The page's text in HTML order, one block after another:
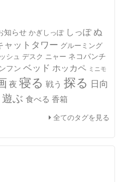
知らせ かぎしっぽ しっぽ ぬ
ャットタワー グルーミング
シュ デスク ニャー ネコパンチ
フン ベッド ホッカペ ミニモ
夜 寝る 戦う 探る 日向
遊ぶ 食べる 香箱
全てのタグを見る